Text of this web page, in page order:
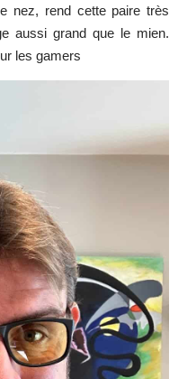
nez, rend cette paire très
aussi grand que le mien.
les gamers